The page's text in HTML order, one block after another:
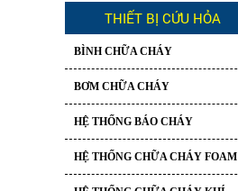
THIẾT BỊ CỨU HỎA
BÌNH CHỮA CHÁY
BƠM CHỮA CHÁY
HỆ THỐNG BÁO CHÁY
HỆ THỐNG CHỮA CHÁY FOAM